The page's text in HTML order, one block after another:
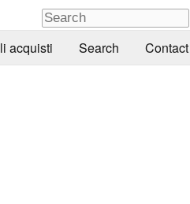
acquisti Search Contact